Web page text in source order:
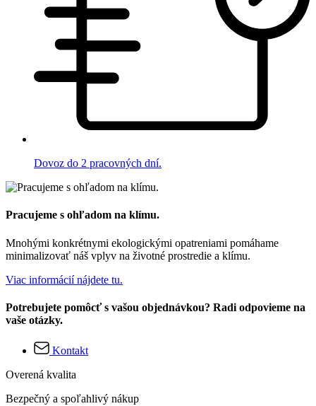
Dovoz do 2 pracovných dní.
Pracujeme s ohľadom na klímu.
Mnohými konkrétnymi ekologickými opatreniami pomáhame
minimalizovať náš vplyv na životné prostredie a klímu.
Viac informácií nájdete tu.
Potrebujete pomôcť s vašou objednávkou? Radi odpovieme na
vaše otázky.
Kontakt
Overená kvalita
Bezpečný a spoľahlivý nákup